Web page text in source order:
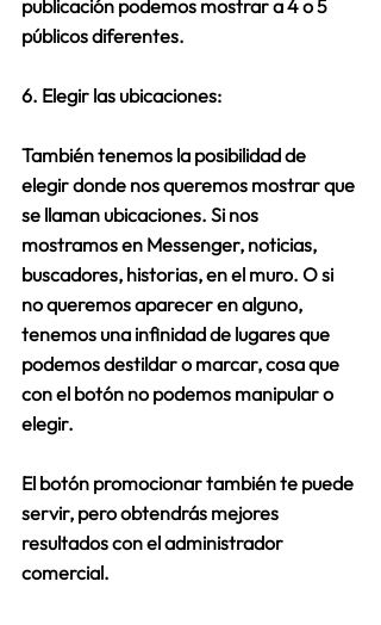
publicación podemos mostrar a 4 o 5
públicos diferentes.
6. Elegir las ubicaciones:
También tenemos la posibilidad de
elegir donde nos queremos mostrar que
se llaman ubicaciones. Si nos
mostramos en Messenger, noticias,
buscadores, historias, en el muro. O si
no queremos aparecer en alguno,
tenemos una infinidad de lugares que
podemos destildar o marcar, cosa que
con el botón no podemos manipular o
elegir.
El botón promocionar también te puede
servir, pero obtendrás mejores
resultados con el administrador
comercial.